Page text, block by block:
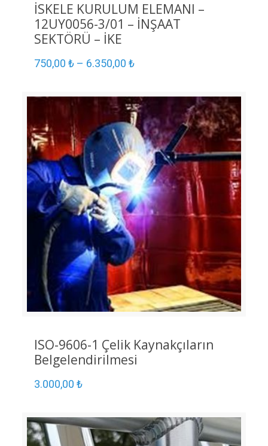
İSKELE KURULUM ELEMANI –
12UY0056-3/01 – İNŞAAT
SEKTÖRÜ – İKE
750,00 ₺– 6.350,00 ₺
ISO-9606-1 Çelik Kaynakçıların
Belgelendirilmesi
3.000,00 ₺